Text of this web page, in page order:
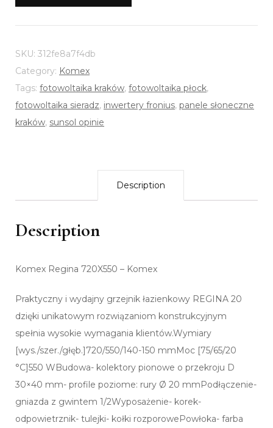
SKU: 312fe8a7f4db
Category: Komex
Tags: fotowoltaika kraków, fotowoltaika płock,
fotowoltaika sieradz, inwertery fronius, panele słoneczne
kraków, sunsol opinie
Description
Description
Komex Regina 720X550 – Komex
Praktyczny i wydajny grzejnik łazienkowy REGINA 20
dzięki unikatowym rozwiązaniom konstrukcyjnym
spełnia wysokie wymagania klientów.Wymiary
[wys./szer./głęb.]720/550/140-150 mmMoc [75/65/20
°C]550 WBudowa- kolektory pionowe o przekroju D
30×40 mm- profile poziome: rury Ø 20 mmPodłączenie-
gniazda z gwintem 1/2Wyposażenie- korek-
odpowietrznik- tulejki- kołki rozporowePowłoka- farba